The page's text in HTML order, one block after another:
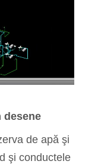
desene
de apă şi
şi conductele